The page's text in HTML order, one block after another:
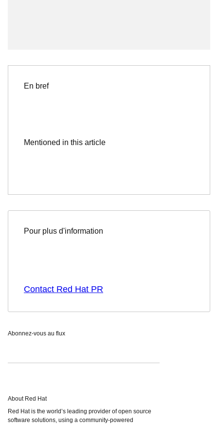
En bref
Mentioned in this article
Pour plus d'information
Contact Red Hat PR
Abonnez-vous au flux
About Red Hat
Red Hat is the world’s leading provider of open source
software solutions, using a community-powered